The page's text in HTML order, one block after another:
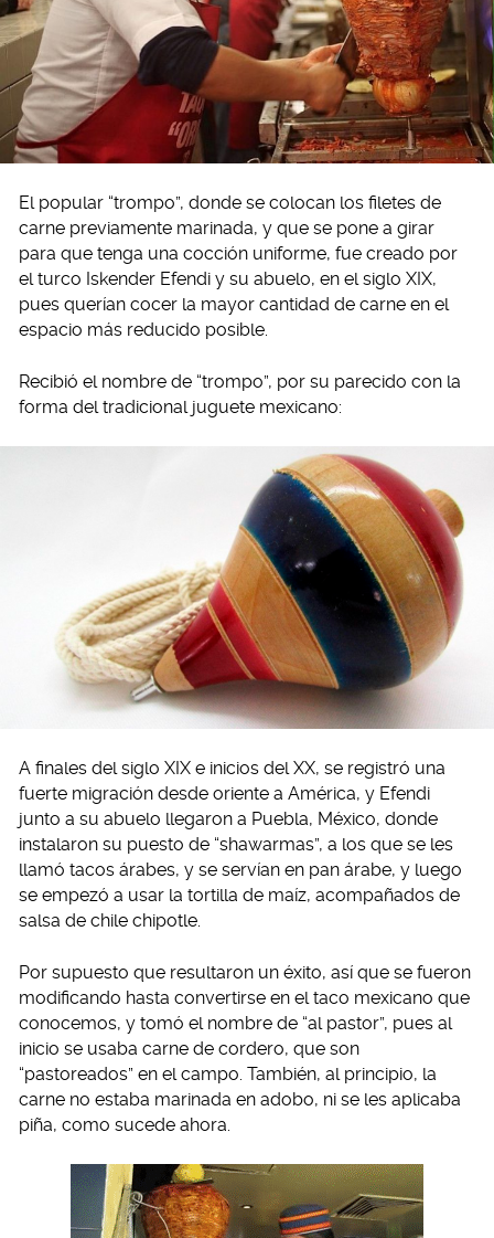
El popular “trompo”, donde se colocan los filetes de
carne previamente marinada, y que se pone a girar
para que tenga una cocción uniforme, fue creado por
el turco Iskender Efendi y su abuelo, en el siglo XIX,
pues querían cocer la mayor cantidad de carne en el
espacio más reducido posible.
Recibió el nombre de “trompo”, por su parecido con la
forma del tradicional juguete mexicano:
A finales del siglo XIX e inicios del XX, se registró una
fuerte migración desde oriente a América, y Efendi
junto a su abuelo llegaron a Puebla, México, donde
instalaron su puesto de “shawarmas”, a los que se les
llamó tacos árabes, y se servían en pan árabe, y luego
se empezó a usar la tortilla de maíz, acompañados de
salsa de chile chipotle.
Por supuesto que resultaron un éxito, así que se fueron
modificando hasta convertirse en el taco mexicano que
conocemos, y tomó el nombre de “al pastor”, pues al
inicio se usaba carne de cordero, que son
“pastoreados” en el campo. También, al principio, la
carne no estaba marinada en adobo, ni se les aplicaba
piña, como sucede ahora.